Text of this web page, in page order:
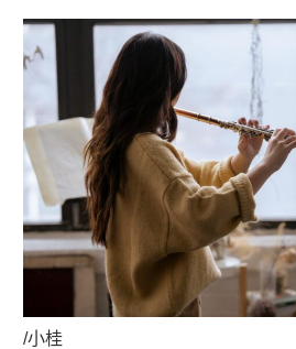
/小桂